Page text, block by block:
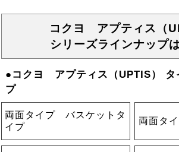
コクヨ アプティス（
シリーズラインナップ
●コクヨ アプティス（UPTIS） タ
プ
両面タイプ バスケットタ
イプ
両面タ